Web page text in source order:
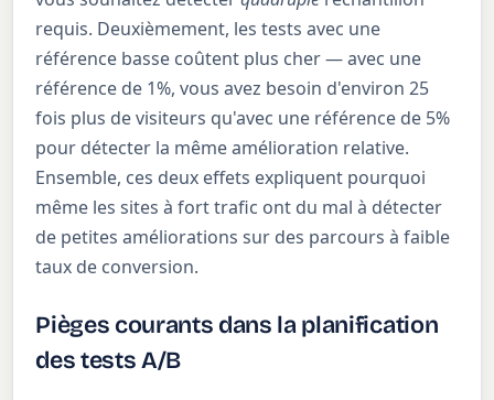
requis. Deuxièmement, les tests avec une
référence basse coûtent plus cher — avec une
référence de 1%, vous avez besoin d'environ 25
fois plus de visiteurs qu'avec une référence de 5%
pour détecter la même amélioration relative.
Ensemble, ces deux effets expliquent pourquoi
même les sites à fort trafic ont du mal à détecter
de petites améliorations sur des parcours à faible
taux de conversion.
Pièges courants dans la planification
des tests A/B